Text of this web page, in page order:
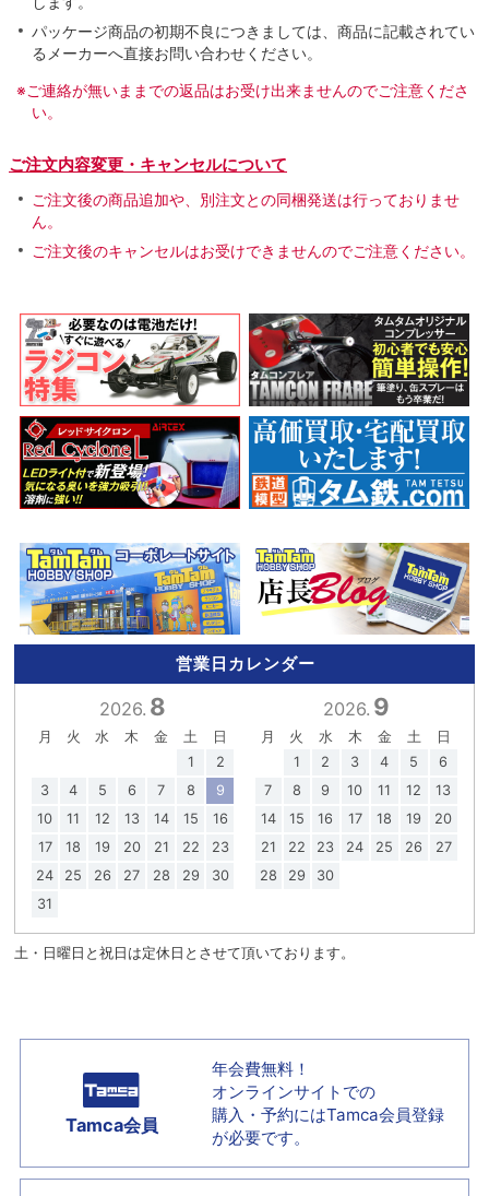
パッケージ商品の初期不良につきましては、商品に記載されてい
るメーカーへ直接お問い合わせください。
※ご連絡が無いままでの返品はお受け出来ませんのでご注意くださ
い。
ご注文内容変更・キャンセルについて
ご注文後の商品追加や、別注文との同梱発送は行っておりませ
ん。
ご注文後のキャンセルはお受けできませんのでご注意ください。
営業日カレンダー
2026. 8
月 火 水 木 金 土
日
1
2
3
4 5 6 7 8
9
10
11 12 13 14 15
16
17
18 19 20 21 22
23
24
25 26 27 28 29
30
31
2026. 9
月 火 水 木 金 土
日
1
2 3 4 5
6
7
8 9 10 11 12
13
14
15 16 17 18 19
20
21
22 23 24 25 26
27
28
29 30
土・日曜日と祝日は定休日とさせて頂いております。
Tamca会員
年会費無料！
オンラインサイトでの
購入・予約にはTamca会員登録
が必要です。